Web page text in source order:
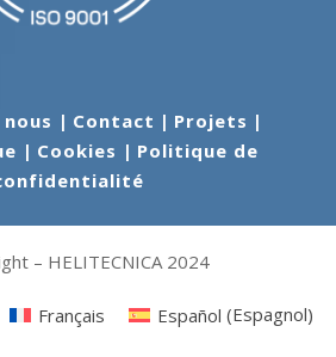
| Contact | Projets |
| Cookies | Politique de
– HELITECNICA 2024
Français Español (Espagnol)